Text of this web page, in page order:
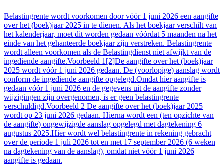
Belastingrente wordt voorkomen door vóór 1 juni 2026 een aangifte
over het (boek)jaar 2025 in te dienen. Als het boekjaar verschilt van
het kalenderjaar, moet dit worden gedaan vóórdat 5 maanden na het
einde van het gehanteerde boekjaar zijn verstreken. Belastingrente
wordt alleen voorkomen als de Belastingdienst niet afwijkt van de
ingediende aangifte.Voorbeeld 1[2]De aangifte over het (boek)jaar
2025 wordt vóór 1 juni 2026 gedaan. De (voorlopige) aanslag wordt
conform de ingediende aangifte opgelegd.Omdat hier aangifte is
gedaan vóór 1 juni 2026 en de gegevens uit de aangifte zonder
wijzigingen zijn overgenomen, is er geen belastingrente
verschuldigd.Voorbeeld 2 De aangifte over het (boek)jaar 2025
wordt op 23 juni 2026 gedaan. Hierna wordt een (ten opzichte van
de aangifte) ongewijzigde aanslag opgelegd met dagtekening 6
augustus 2025.Hier wordt wel belastingrente in rekening gebracht
over de periode 1 juli 2026 tot en met 17 september 2026 (6 weken
na dagtekening van de aanslag), omdat niet vóór 1 juni 2026
aangifte is gedaan.